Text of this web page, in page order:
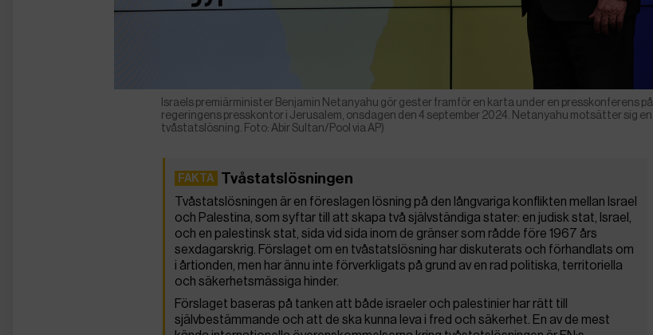
Israels premiärminister Benjamin Netanyahu gör gester framför en karta under en presskonferens på
regeringens presskontor i Jerusalem, onsdagen den 4 september 2024. Netanyahu motsätter sig en
tvåstatslösning. Foto: Abir Sultan/Pool via AP)
Tvåstatslösningen
Tvåstatslösningen är en föreslagen lösning på den långvariga konflikten mellan Israel
och Palestina, som syftar till att skapa två självständiga stater: en judisk stat, Israel,
och en palestinsk stat, sida vid sida inom de gränser som rådde före 1967 års
sexdagarskrig. Förslaget om en tvåstatslösning har diskuterats och förhandlats om
i årtionden, men har ännu inte förverkligats på grund av en rad politiska, territoriella
och säkerhetsmässiga hinder.
Förslaget baseras på tanken att både israeler och palestinier har rätt till
självbestämmande och att de ska kunna leva i fred och säkerhet. En av de mest